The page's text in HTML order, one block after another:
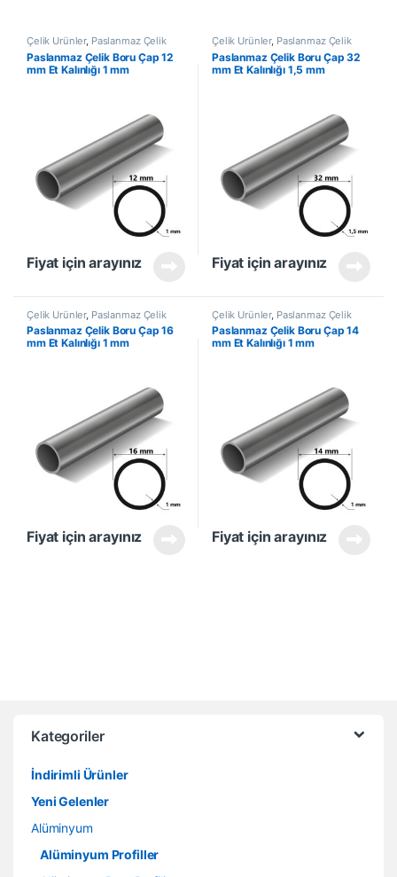
Çelik Ürünler, Paslanmaz Çelik
Boru
Paslanmaz Çelik Boru Çap 12
mm Et Kalınlığı 1 mm
Fiyat için arayınız
Çelik Ürünler, Paslanmaz Çelik
Boru
Paslanmaz Çelik Boru Çap 32
mm Et Kalınlığı 1,5 mm
Fiyat için arayınız
Çelik Ürünler, Paslanmaz Çelik
Boru
Paslanmaz Çelik Boru Çap 16
mm Et Kalınlığı 1 mm
Fiyat için arayınız
Çelik Ürünler, Paslanmaz Çelik
Boru
Paslanmaz Çelik Boru Çap 14
mm Et Kalınlığı 1 mm
Fiyat için arayınız
Kategoriler
İndirimli Ürünler
Yeni Gelenler
Alüminyum
Alüminyum Profiller